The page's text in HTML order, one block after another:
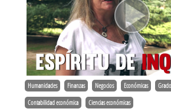
Humanidades Finanzas Negocios Económicas
Contabilidad económica Ciencias económicas